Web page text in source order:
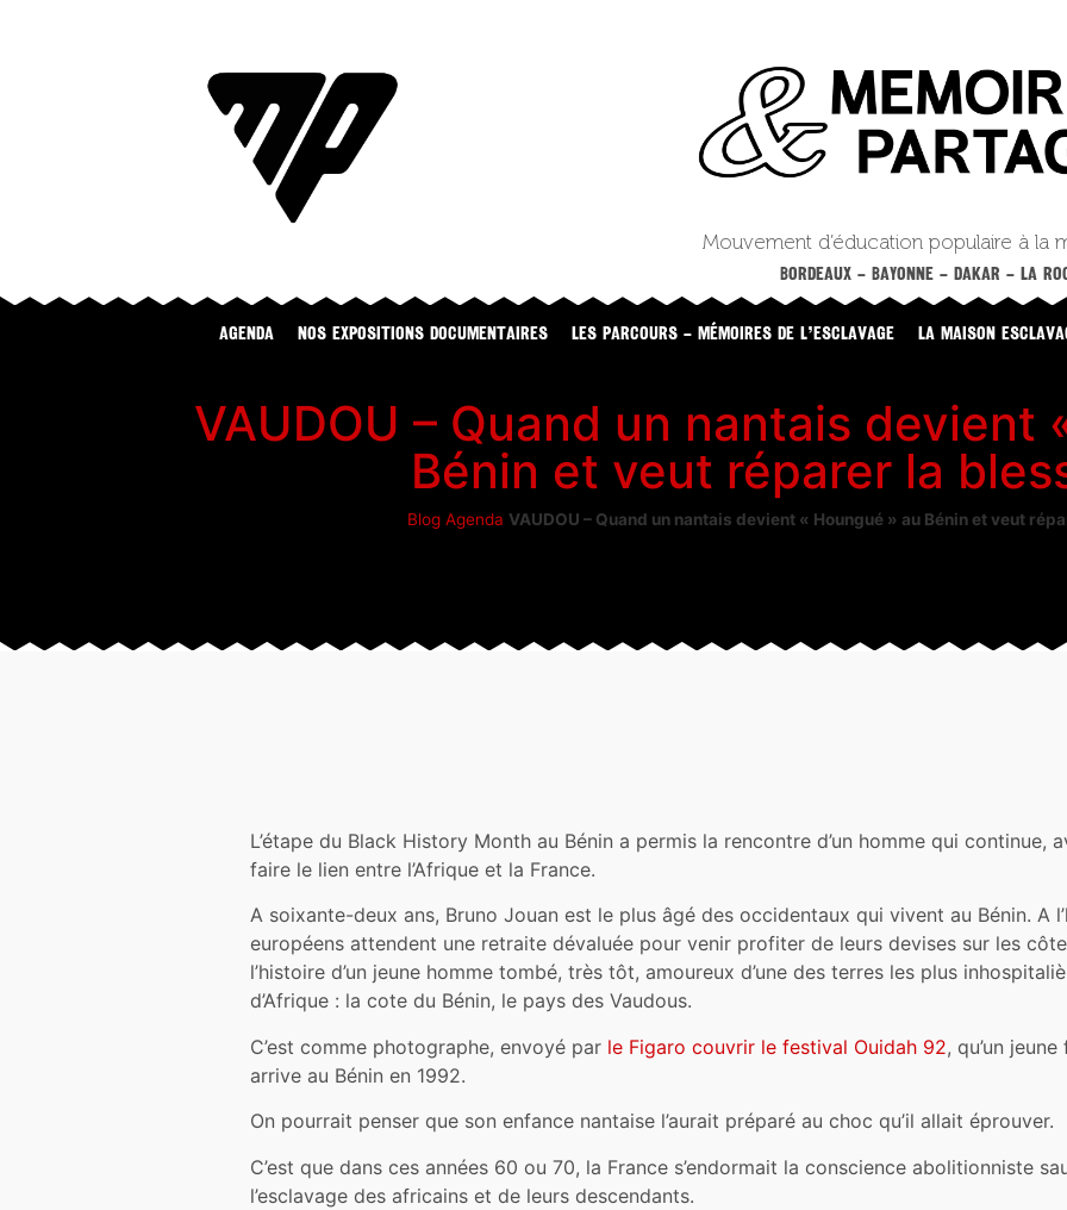
Mouvement d’éducation populaire à la
BORDEAUX – BAYONNE – DAKAR – LA
Agenda NOS EXPOSITIONS DOCUMENTAIRES LES PARCOURS – MÉMOIRES DE L’ESCLAVAGE LA MAISON
VAUDOU – Quand un nantais devient
Bénin et veut réparer la
Blog Agenda VAUDOU – Quand un nantais devient « Houngué » au Bénin et veut
L’étape du Black History Month au Bénin a permis la rencontre d’un homme qui continue,
faire le lien entre l’Afrique et la France.
A soixante-deux ans, Bruno Jouan est le plus âgé des occidentaux qui vivent au Bénin. A
européens attendent une retraite dévaluée pour venir profiter de leurs devises sur les
l’histoire d’un jeune homme tombé, très tôt, amoureux d’une des terres les plus
d’Afrique : la cote du Bénin, le pays des Vaudous.
C’est comme photographe, envoyé par le Figaro couvrir le festival Ouidah 92, qu’un
arrive au Bénin en 1992.
On pourrait penser que son enfance nantaise l’aurait préparé au choc qu’il allait éprouver.
C’est que dans ces années 60 ou 70, la France s’endormait la conscience abolitionniste
l’esclavage des africains et de leurs descendants.